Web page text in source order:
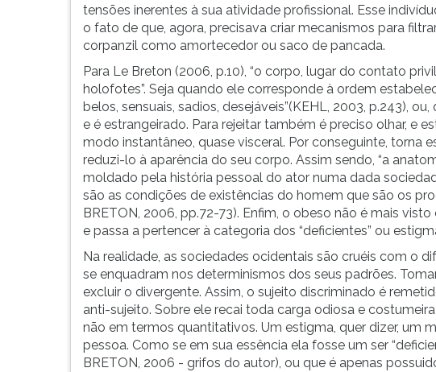
tensões inerentes à sua atividade profissional. Esse
o fato de que, agora, precisava criar mecanismos para
corpanzil como amortecedor ou saco de pancada.
Para Le Breton (2006, p.10), “o corpo, lugar do contato
holofotes”. Seja quando ele corresponde à ordem
belos, sensuais, sadios, desejáveis”(KEHL, 2003, p.243),
e é estrangeirado. Para rejeitar também é preciso olhar, e
modo instantâneo, quase visceral. Por conseguinte, torna
reduzi-lo à aparência do seu corpo. Assim sendo, “a
moldado pela história pessoal do ator numa dada
são as condições de existências do homem que são os
BRETON, 2006, pp.72-73). Enfim, o obeso não é mais
e passa a pertencer à categoria dos “deficientes” ou
Na realidade, as sociedades ocidentais são cruéis com o
se enquadram nos determinismos dos seus padrões.
excluir o divergente. Assim, o sujeito discriminado é
anti-sujeito. Sobre ele recai toda carga odiosa e
não em termos quantitativos. Um estigma, quer dizer, um
pessoa. Como se em sua essência ela fosse um ser
BRETON, 2006 - grifos do autor), ou que é apenas